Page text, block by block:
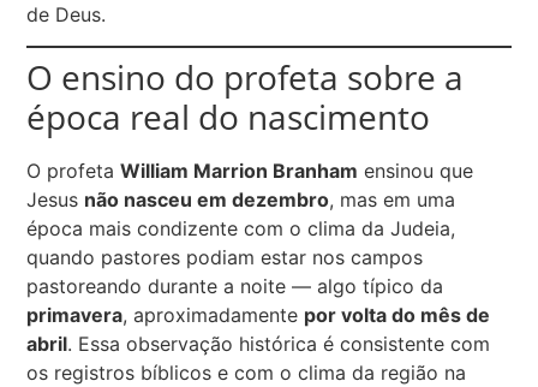
de Deus.
O ensino do profeta sobre a
época real do nascimento
O profetaWilliam Marrion Branham ensinou que
Jesus não nasceu em dezembro, mas em uma
época mais condizente com o clima da Judeia,
quando pastores podiam estar nos campos
pastoreando durante a noite — algo típico da
primavera, aproximadamente por volta do mês de
abril. Essa observação histórica é consistente com
os registros bíblicos e com o clima da região na